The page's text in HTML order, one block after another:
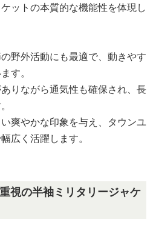
ットの本質的な機能性を体現し
野外活動にも最適で、動きやす
す。
りながら通気性も確保され、長
爽やかな印象を与え、タウンユ
広く活躍します。
視の半袖ミリタリージャケ